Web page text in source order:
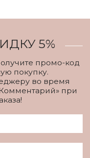
5%
промо-код
покупку.
во время
при